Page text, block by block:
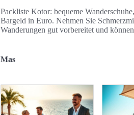
Packliste Kotor: bequeme
Bargeld in Euro. Nehmen Sie
Wanderungen gut vorbereitet und
Mas